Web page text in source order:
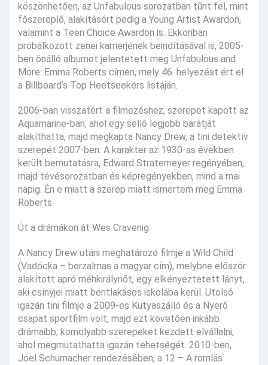
köszönhetően, az Unfabulous sorozatban tűnt fel, mint
főszereplő, alakításért pedig a Young Artist Awardon,
valamint a Teen Choice Awardon is. Ekkoriban
próbálkozott zenei karrierjének beindításával is, 2005-
ben önálló albumot jelentetett meg Unfabulous and
More: Emma Roberts címen, mely 46. helyezést ért el
a Billboard’s Top Heetseekers listáján.
2006-ban visszatért a filmezéshez, szerepet kapott az
Aquamarine-ban, ahol egy sellő legjobb barátját
alakíthatta, majd megkapta Nancy Drew, a tini detektív
szerepét 2007-ben. A karakter az 1930-as években
került bemutatásra, Edward Stratemeyer regényében,
majd tévésorozatban és képregényekben, mind a mai
napig. Én e miatt a szerep miatt ismertem meg Emma
Roberts.
Út a drámákon át Wes Cravenig
A Nancy Drew utáni meghatározó filmje a Wild Child
(Vadócka – borzalmas a magyar cím), melybne először
alakított apró méhkirálynőt, egy elkényeztetett lányt,
aki csínyjei miatt bentlakásos iskolába kerül. Utolsó
igazán tini filmje a 2009-es Kutyaszálló és a Nyerő
csapat sportfilm volt, majd ezt követően inkább
drámaibb, komolyabb szerepeket kezdett elvállalni,
ahol megmutathatta igazán tehetségét. 2010-ben,
Joel Schumacher rendezésében, a 12 – A romlás